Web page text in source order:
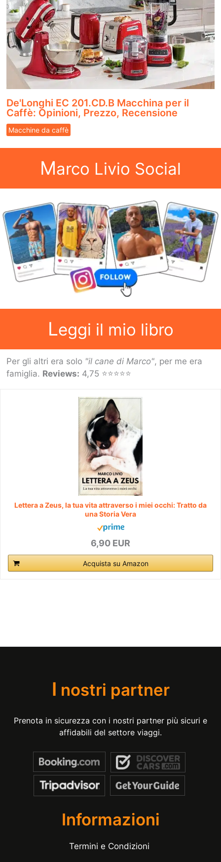
De'Longhi EC 201.CD.B Macchina per il
Caffè: Opinioni, Prezzo, Recensione
Macchine da caffè
Marco Livio Social
Leggi il mio libro
Per gli altri era solo "il cane di Marco", per me era
famiglia. Reviews: 4,75 ⭐⭐⭐⭐⭐
Lettera a Zeus, la tua vita attraverso i miei occhi: Tratto da
una Storia Vera
6,90 EUR
Acquista su Amazon
I nostri partner
Prenota in sicurezza con i nostri partner più sicuri e
affidabili del settore viaggi.
Informazioni
Termini e Condizioni